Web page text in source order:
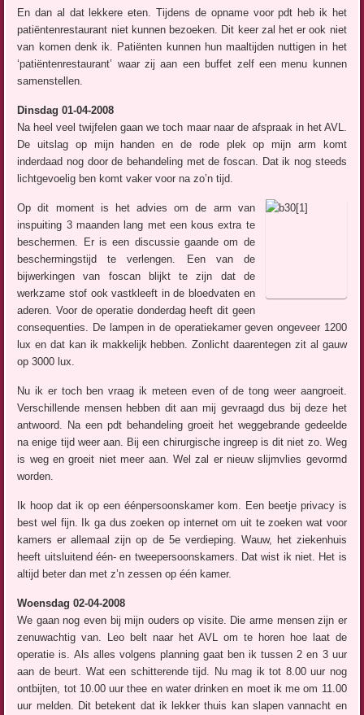
En dan al dat lekkere eten. Tijdens de opname voor pdt heb ik het
patiëntenrestaurant niet kunnen bezoeken. Dit keer zal het er ook niet
van komen denk ik. Patiënten kunnen hun maaltijden nuttigen in het
‘patiëntenrestaurant’ waar zij aan een buffet zelf een menu kunnen
samenstellen.
Dinsdag 01-04-2008
Na heel veel twijfelen gaan we toch maar naar de afspraak in het AVL.
De uitslag op mijn handen en de rode plek op mijn arm komt
inderdaad nog door de behandeling met de foscan. Dat ik nog steeds
lichtgevoelig ben komt vaker voor na zo’n tijd.
Op dit moment is het advies om de arm van
inspuiting 3 maanden lang met een kous extra te
beschermen. Er is een discussie gaande om de
beschermingstijd te verlengen. Een van de
bijwerkingen van foscan blijkt te zijn dat de
werkzame stof ook vastkleeft in de bloedvaten en
aderen. Voor de operatie donderdag heeft dit geen
consequenties. De lampen in de operatiekamer geven ongeveer 1200
lux en dat kan ik makkelijk hebben. Zonlicht daarentegen zit al gauw
op 3000 lux.
Nu ik er toch ben vraag ik meteen even of de tong weer aangroeit.
Verschillende mensen hebben dit aan mij gevraagd dus bij deze het
antwoord. Na een pdt behandeling groeit het weggebrande gedeelde
na enige tijd weer aan. Bij een chirurgische ingreep is dit niet zo. Weg
is weg en groeit niet meer aan. Wel zal er nieuw slijmvlies gevormd
worden.
Ik hoop dat ik op een éénpersoonskamer kom. Een beetje privacy is
best wel fijn. Ik ga dus zoeken op internet om uit te zoeken wat voor
kamers er allemaal zijn op de 5e verdieping. Wauw, het ziekenhuis
heeft uitsluitend één- en tweepersoonskamers. Dat wist ik niet. Het is
altijd beter dan met z’n zessen op één kamer.
Woensdag 02-04-2008
We gaan nog even bij mijn ouders op visite. Die arme mensen zijn er
zenuwachtig van. Leo belt naar het AVL om te horen hoe laat de
operatie is. Als alles volgens planning gaat ben ik tussen 2 en 3 uur
aan de beurt. Wat een schitterende tijd. Nu mag ik tot 8.00 uur nog
ontbijten, tot 10.00 uur thee en water drinken en moet ik me om 11.00
uur melden. Dit betekent dat ik lekker thuis kan slapen vannacht en